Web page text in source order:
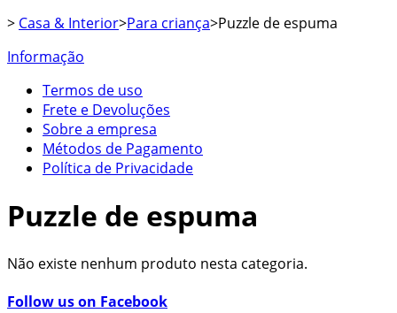
> Casa & Interior>Para criança>Puzzle de espuma
Informação
Termos de uso
Frete e Devoluções
Sobre a empresa
Métodos de Pagamento
Política de Privacidade
Puzzle de espuma
Não existe nenhum produto nesta categoria.
Follow us on Facebook